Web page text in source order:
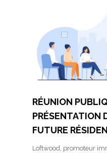
RÉUNION
PRÉSENTATION
FUTURE
Loftwood, promoteur